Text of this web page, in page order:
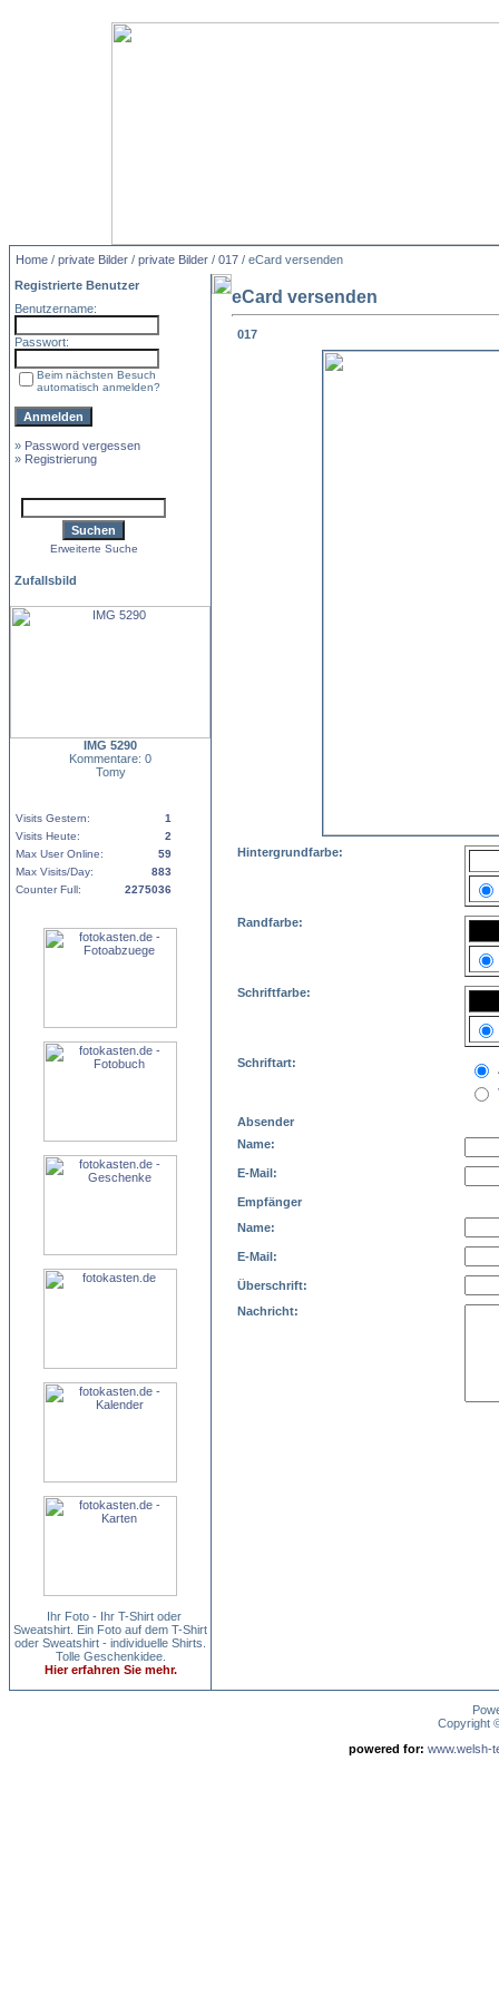
Home / private Bilder / private Bilder / 017 / eCard versenden
Registrierte Benutzer
Benutzername:
Passwort:
Beim nächsten Besuch
automatisch anmelden?
» Password vergessen
» Registrierung
Erweiterte Suche
Zufallsbild
IMG 5290
Kommentare: 0
Tomy
Visits Gestern:
1
Visits Heute:
2
Max User Online:
59
Max Visits/Day:
883
Counter Full:
2275036
Ihr Foto - Ihr T-Shirt oder
Sweatshirt. Ein Foto auf dem T-Shirt
oder Sweatshirt - individuelle Shirts.
Tolle Geschenkidee.
Hier erfahren Sie mehr.
eCard versenden
017
Hintergrundfarbe:
Randfarbe:
Schriftfarbe:
Schriftart:
Absender
Name:
E-Mail:
Empfänger
Name:
E-Mail:
Überschrift:
Nachricht:
Copyright
powered for: www.welsh-